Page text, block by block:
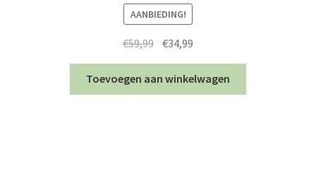
AANBIEDING!
€59,99 Oorspronkelijke
was:
€59,99.
€34,99
is:
€34,99.
Toevoegen aan winkelwagen